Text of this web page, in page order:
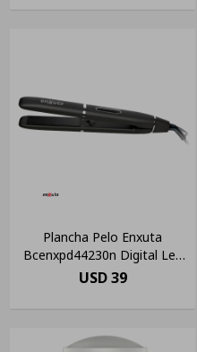
Plancha Pelo Enxuta
Bcenxpd44230n Digital Led
Cerámica Negro
USD 39